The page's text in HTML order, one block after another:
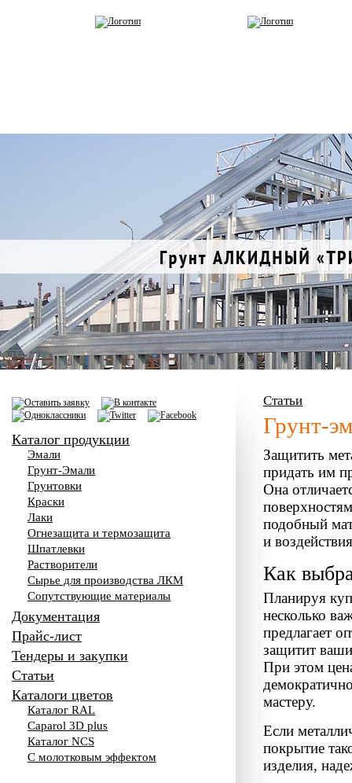
Каталог продукции
Эмали
Грунт-Эмали
Грунтовки
Краски
Лаки
Огнезащита и термозащита
Шпатлевки
Растворители
Сырье для производства ЛКМ
Сопутствующие материалы
Документация
Прайс-лист
Тендеры и закупки
Статьи
Каталоги цветов
Каталог RAL
Caparol 3D plus
Каталог NCS
С молотковым эффектом
Статьи
Грунт-
Защитить
придать им
Она
подобный
и
Как
Планируя
несколько
предлагает
защитит
При этом
мастеру.
Если
покрытие
изделия,